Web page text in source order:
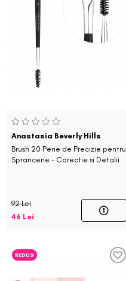
Anastasia Beverly Hills
Brush 20 Perie de Precizie pentru
Sprancene - Corectie si Detalii
92 Lei
46 Lei
REDUS